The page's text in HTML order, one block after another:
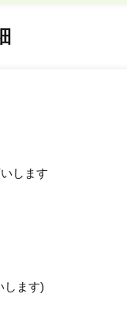
します
します)